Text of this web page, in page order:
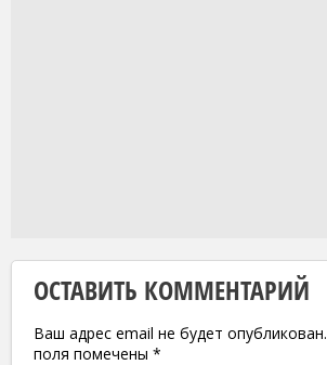
ОСТАВИТЬ КОММЕНТАРИЙ
Ваш адрес email не будет опубликован.
поля помечены *